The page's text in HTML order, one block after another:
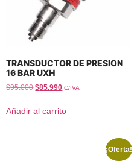
TRANSDUCTOR DE PRESION
16 BAR UXH
$95.000 $85.990 C/IVA
Añadir al carrito
¡Oferta!